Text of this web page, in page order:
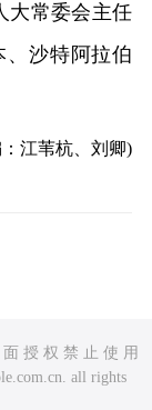
常委会主任
、沙特阿拉伯
江苇杭、刘卿)
授 权 禁 止 使 用
all rights